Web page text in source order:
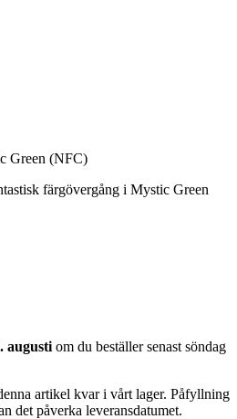
Green (NFC)
färgövergång i Mystic Green
augusti om du beställer senast söndag
artikel kvar i vårt lager. Påfyllning
det påverka leveransdatumet.